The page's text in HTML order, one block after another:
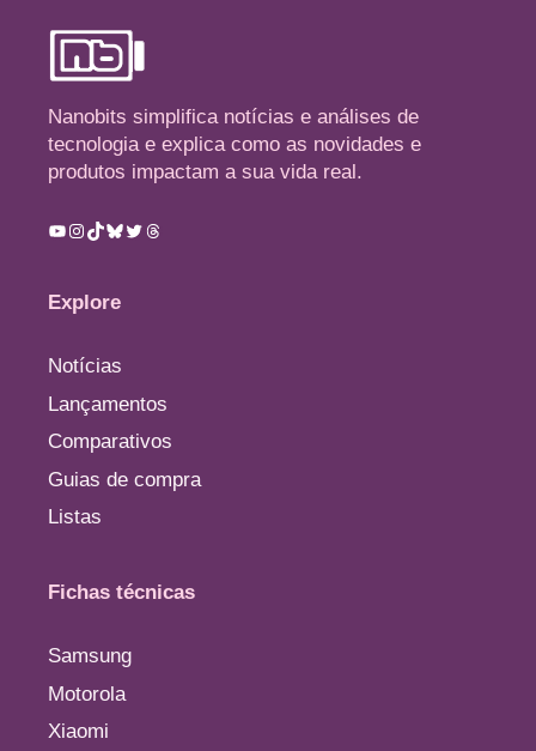
Nanobits simplifica notícias e análises de
tecnologia e explica como as novidades e
produtos impactam a sua vida real.
Youtube
Instagram
TikTok
Bluesky
TwitterThreads
Explore
Notícias
Lançamentos
Comparativos
Guias de compra
Listas
Fichas técnicas
Samsung
Motorola
Xiaomi